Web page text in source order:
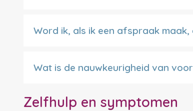
Word ik, als ik een afspraak maak,
Wat is de nauwkeurigheid van
Zelfhulp en symptomen